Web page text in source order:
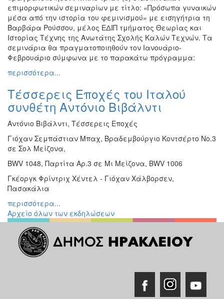
επιμορφωτικών σεμιναρίων με τίτλο: «Πρόσωπα γυναικών
μέσα από την ιστορία του φεμινισμού» με εισηγήτρια τη
Βαρβάρα Ρούσσου, μέλος ΕΔΙΠ τμήματος Θεωρίας και
Ιστορίας Τέχνης της Ανωτάτης Σχολής Καλών Τεχνών. Τα
σεμινάρια θα πραγματοποιηθούν τον Ιανουάριο-
Φεβρουάριο σύμφωνα με το παρακάτω πρόγραμμα:
περισσότερα...
Τέσσερεις Εποχές του Ιταλού
συνθέτη Αντόνιο Βιβάλντι
Αντόνιο Βιβάλντι, Τέσσερεις Εποχές
Γιόχαν Σεμπάστιαν Μπαχ, Βραδεμβούργιο Κοντσέρτο Νο.3
σε Σολ Μείζονα,
BWV 1048, Παρτίτα Αρ.3 σε Μι Μείζονα, BWV 1006
Γκέοργκ Φρίντριχ Χέντελ - Γιόχαν Χάλβορσεν,
Πασακάλια
περισσότερα...
Αρχείο όλων των εκδηλώσεων